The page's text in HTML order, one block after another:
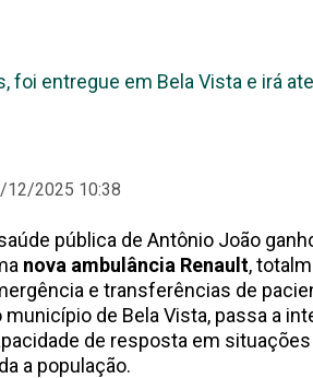
entregue em Bela Vista e irá
12/2025 10:38
pública de Antônio João
nova ambulância Renault,
e transferências de
município de Bela Vista, passa a
de resposta em
a população.